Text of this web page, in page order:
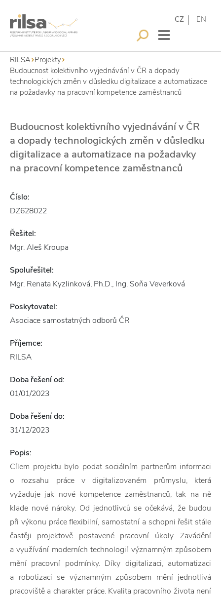
CZ EN
RILSA Projekty
Budoucnost kolektivního vyjednávání v ČR a dopady
technologických změn v důsledku digitalizace a automatizace
na požadavky na pracovní kompetence zaměstnanců
Budoucnost kolektivního vyjednávání v ČR
a dopady technologických změn v důsledku
digitalizace a automatizace na požadavky
na pracovní kompetence zaměstnanců
Číslo:
DZ628022
Řešitel:
Mgr. Aleš Kroupa
Spoluřešitel:
Mgr. Renata Kyzlinková, Ph.D., Ing. Soňa Veverková
Poskytovatel:
Asociace samostatných odborů ČR
Příjemce:
RILSA
Doba řešení od:
01/01/2023
Doba řešení do:
31/12/2023
Popis:
Cílem projektu bylo podat sociálním partnerům informaci
o rozsahu práce v digitalizovaném průmyslu, která
vyžaduje jak nové kompetence zaměstnanců, tak na ně
klade nové nároky. Od jednotlivců se očekává, že budou
při výkonu práce flexibilní, samostatní a schopni řešit stále
častěji projektově postavené pracovní úkoly. Zavádění
a využívání moderních technologií významným způsobem
mění pracovní podmínky. Díky digitalizaci, automatizaci
a robotizaci se významným způsobem mění jednotlivá
pracoviště a charakter práce. Kvalita pracovního života není